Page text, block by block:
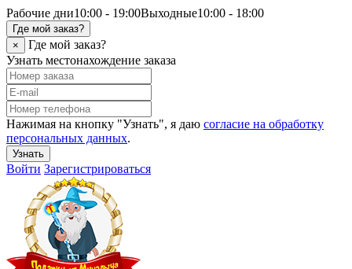
Рабочие дни10:00 - 19:00Выходные10:00 - 18:00
Где мой заказ?
×
Где мой заказ?
Узнать местонахождение заказа
Нажимая на кнопку "Узнать", я даю согласие на обработку
персональных данных.
Узнать
Войти Зарегистрироваться